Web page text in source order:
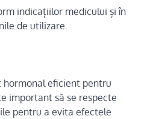
indicațiilor medicului și în
de utilizare.
hormonal eficient pentru
important să se respecte
pentru a evita efectele